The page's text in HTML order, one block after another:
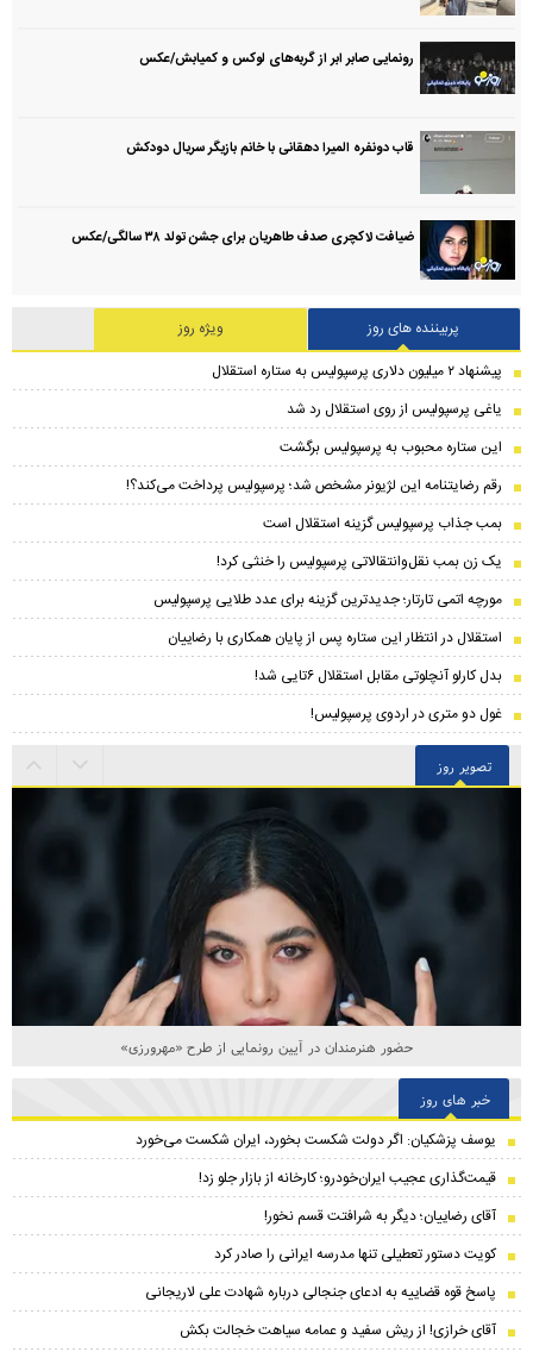
رونمایی صابر ابر از گربه‌های لوکس و کمیابش/عکس
قاب دونفره المیرا دهقانی با خانم بازیگر سریال دودکش
ضیافت لاکچری صدف طاهریان برای جشن تولد ۳۸ سالگی‌/عکس
پربیننده های روز
ویژه روز
پیشنهاد ۲ میلیون دلاری پرسپولیس به ستاره استقلال
یاغی پرسپولیس از روی استقلال رد شد
این ستاره محبوب به پرسپولیس برگشت
رقم رضایتنامه این لژیونر مشخص شد؛ پرسپولیس پرداخت می‌کند؟!
بمب جذاب پرسپولیس گزینه استقلال است
یک زن بمب نقل‌وانتقالاتی پرسپولیس را خنثی کرد!
مورچه اتمی تارتار؛ جدیدترین گزینه برای عدد طلایی پرسپولیس
استقلال در انتظار این ستاره پس از پایان همکاری با رضاییان
بدل کارلو آنچلوتی مقابل استقلال ۶تایی شد!
غول دو متری در اردوی پرسپولیس!
تصویر روز
حضور هنرمندان در آیین رونمایی از طرح «مهرورزی»
خبر های روز
یوسف پزشکیان: اگر دولت شکست بخورد، ایران شکست می‌خورد
قیمت‌گذاری عجیب ایران‌خودرو؛ کارخانه از بازار جلو زد!
آقای رضاییان؛ دیگر به شرافتت قسم نخور!
کویت دستور تعطیلی تنها مدرسه ایرانی را صادر کرد
پاسخ قوه قضاییه به ادعای جنجالی درباره شهادت علی لاریجانی
آقای خرازی! از ریش سفید و عمامه سیاهت خجالت بکش